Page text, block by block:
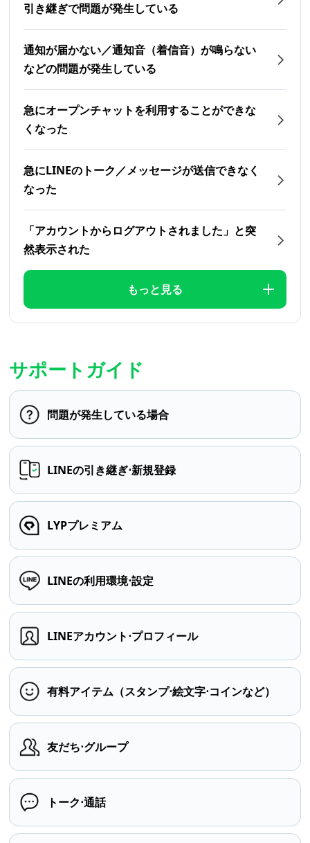
引き継ぎで問題が発生している
通知が届かない／通知音（着信音）が鳴らない
などの問題が発生している
急にオープンチャットを利用することができな
くなった
急にLINEのトーク／メッセージが送信できなく
なった
「アカウントからログアウトされました」と突
然表示された
もっと見る
サポートガイド
問題が発生している場合
LINEの引き継ぎ⋅新規登録
LYPプレミアム
LINEの利用環境⋅設定
LINEアカウント⋅プロフィール
有料アイテム（スタンプ⋅絵文字⋅コインなど）
友だち⋅グループ
トーク⋅通話